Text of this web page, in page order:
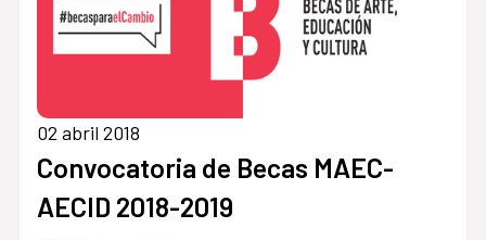
02 abril 2018
Convocatoria de Becas MAEC-
AECID 2018-2019